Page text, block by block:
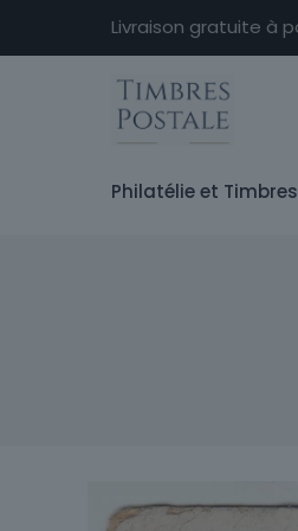
Livraison gratuite à
Philatélie et